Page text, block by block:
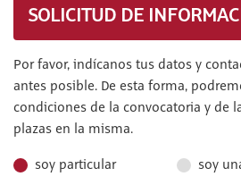
SOLICITUD DE
Por favor, indícanos tus datos y
antes posible. De esta forma,
condiciones de la convocatoria y de
plazas en la misma.
soy particular soy